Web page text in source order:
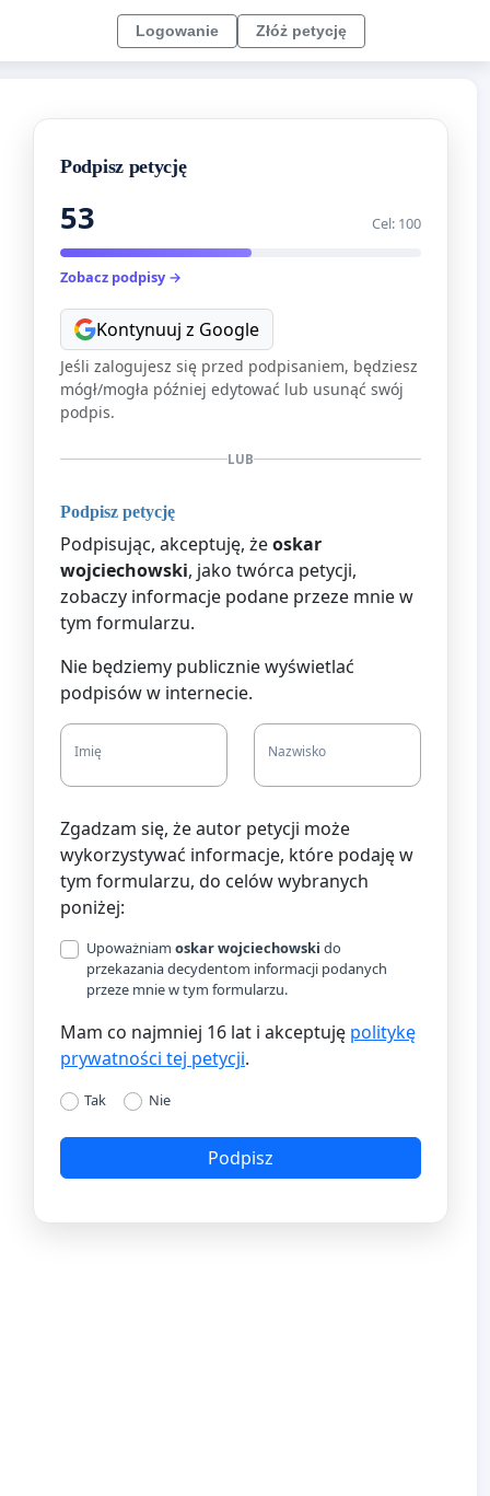
Logowanie Złóż petycję
Podpisz petycję
53 Cel: 100
Zobacz podpisy →
Kontynuuj z Google
Jeśli zalogujesz się przed podpisaniem, będziesz
mógł/mogła później edytować lub usunąć swój
podpis.
LUB
Podpisz petycję
Podpisując, akceptuję, żeoskar
wojciechowski, jako twórca petycji,
zobaczy informacje podane przeze mnie w
tym formularzu.
Nie będziemy publicznie wyświetlać
podpisów w internecie.
Imię Nazwisko
Zgadzam się, że autor petycji może
wykorzystywać informacje, które podaję w
tym formularzu, do celów wybranych
poniżej:
Upoważniam oskar wojciechowski do
przekazania decydentom informacji podanych
przeze mnie w tym formularzu.
Mam co najmniej 16 lat i akceptuję politykę
prywatności tej petycji.
Tak Nie
Podpisz